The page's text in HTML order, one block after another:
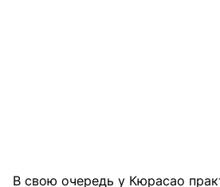
В свою очередь у Кюрасао